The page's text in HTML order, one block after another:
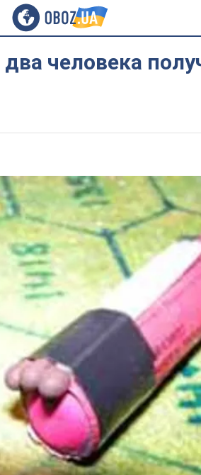
человека